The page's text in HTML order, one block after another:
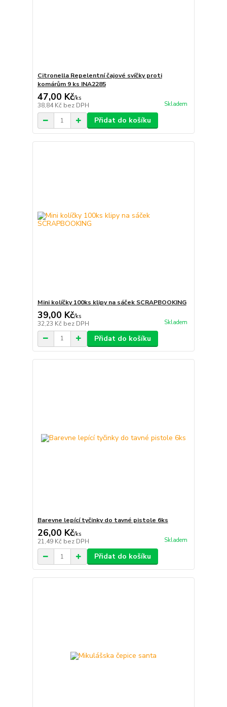
Citronella Repelentní čajové svíčky proti
komárům 9 ks INA2285
47,00 Kč/ks
38,84 Kč bez DPH Skladem
Přidat do košíku
Mini kolíčky 100ks klipy na sáček SCRAPBOOKING
39,00 Kč/ks
32,23 Kč bez DPH Skladem
Přidat do košíku
Barevne lepící tyčinky do tavné pistole 6ks
26,00 Kč/ks
21,49 Kč bez DPH Skladem
Přidat do košíku